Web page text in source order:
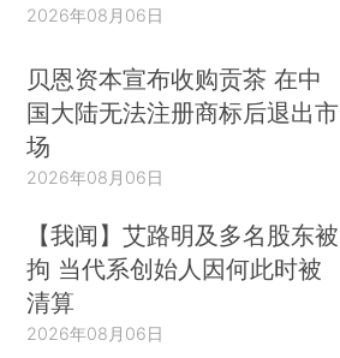
2026年08月06日
贝恩资本宣布收购贡茶 在中
国大陆无法注册商标后退出市
场
2026年08月06日
【我闻】艾路明及多名股东被
拘 当代系创始人因何此时被
清算
2026年08月06日